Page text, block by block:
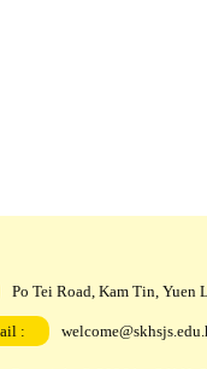
Po Tei Road, Kam Tin, Yuen
: